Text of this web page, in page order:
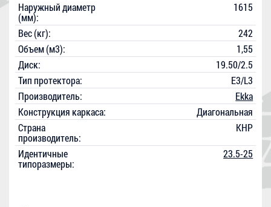
Наружный диаметр
(мм):
1615
Вес (кг):
242
Объем (м3):
1,55
Диск:
19.50/2.5
Тип протектора:
E3/L3
Производитель:
Ekka
Конструкция каркаса:
Диагональная
Страна
производитель:
КНР
Идентичные
типоразмеры:
23.5-25